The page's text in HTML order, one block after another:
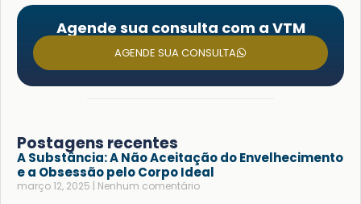
Agende sua consulta com a VTM
AGENDE SUA CONSULTA
Postagens recentes
A Substância: A Não Aceitação do Envelhecimento
e a Obsessão pelo Corpo Ideal
março 12, 2025 Nenhum comentário